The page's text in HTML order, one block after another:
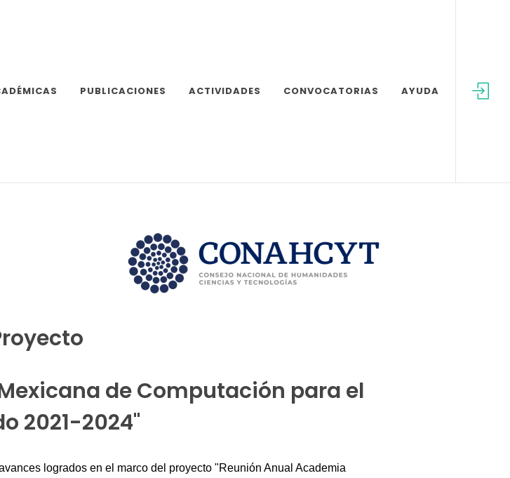
PUBLICACIONES ACTIVIDADES CONVOCATORIAS AYUDA
de Computación para el
2021-2024"
logrados en el marco del proyecto "Reunión Anual Academia